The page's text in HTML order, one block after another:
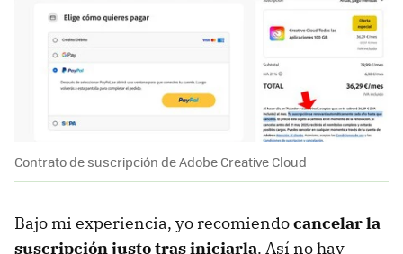
Contrato de suscripción de Adobe Creative Cloud
Bajo mi experiencia, yo recomiendocancelar la
suscripción justo tras iniciarla. Así no hay